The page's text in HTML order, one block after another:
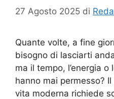
27 Agosto 2025 di
Quante volte, a fine
bisogno di lasciarti
ma il tempo, l’energia
hanno mai permesso?
vita moderna richiede